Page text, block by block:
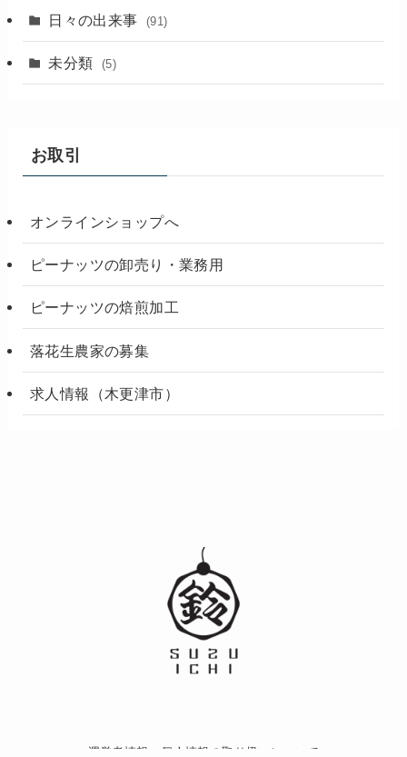
(18)
日々の出来事 (91)
未分類 (5)
お取引
オンラインショップへ
ピーナッツの卸売り・業務用
ピーナッツの焙煎加工
落花生農家の募集
求人情報（木更津市）
運営者情報 個人情報の取り扱いについて